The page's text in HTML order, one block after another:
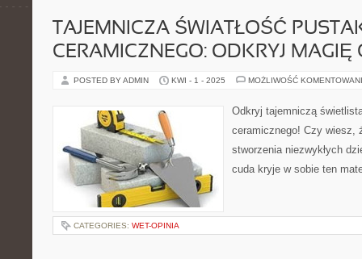
TAJEMNICZA ŚWIATŁOŚĆ
CERAMICZNEGO: ODKRYJ MAGIĘ
POSTED BY ADMIN KWI - 1 - 2025 MOŻLIWOŚĆ
Odkryj tajemniczą
ceramicznego! Czy wiesz,
stworzenia niezwykłych
cuda kryje w sobie ten
CATEGORIES: WET-OPINIA